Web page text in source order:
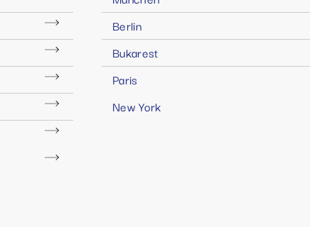
Berlin
Bukarest
Paris
New York